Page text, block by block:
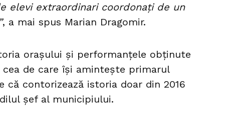
elevi extraordinari coordonați de un
, a mai spus Marian Dragomir.
orașului și performanțele obținute
de care își amintește primarul
că contorizează istoria doar din 2016
șef al municipiului.